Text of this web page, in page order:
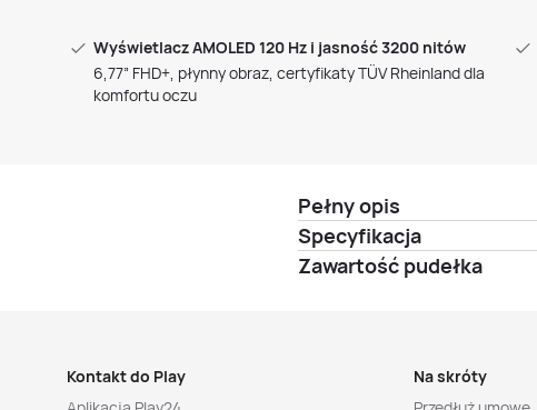
Wyświetlacz AMOLED 120 Hz i jasność 3200 nitów
6,77” FHD+, płynny obraz, certyfikaty TÜV Rheinland dla
komfortu oczu
Pełny opis
Specyfikacja
Zawartość pudełka
Kontakt do Play
Na skróty